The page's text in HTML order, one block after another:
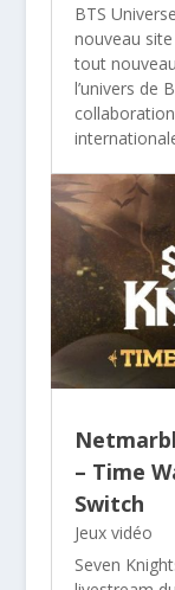
BTS
nouveau
tout
l’univers de
– Time
Switch
Jeux vidéo
Seven